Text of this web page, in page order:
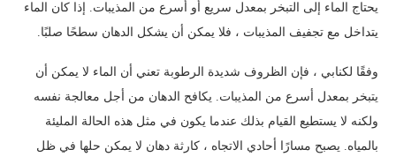
يحتاج الماء إلى التبخر بمعدل سريع أو أسرع من المذيبات. إذا كان الماء
يتداخل مع تجفيف المذيبات ، فلا يمكن أن يشكل الدهان سطحًا صلبًا.
وفقًا لكنابي ، فإن الظروف شديدة الرطوبة تعني أن الماء لا يمكن أن
يتبخر بمعدل أسرع من المذيبات. يكافح الدهان من أجل معالجة نفسه
ولكنه لا يستطيع القيام بذلك عندما يكون في مثل هذه الحالة المليئة
بالمياه. يصبح مسارًا أحادي الاتجاه ، كارثة دهان لا يمكن حلها في ظل